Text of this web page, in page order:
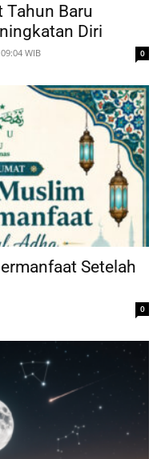
Tahun Baru
Diri
WIB 0
Setelah
0